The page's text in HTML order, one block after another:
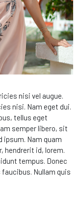
nisi vel augue.
nisi. Nam eget dui.
tellus eget
semper libero, sit
ipsum. Nam quam
hendrerit id, lorem.
tempus. Donec
Nullam quis